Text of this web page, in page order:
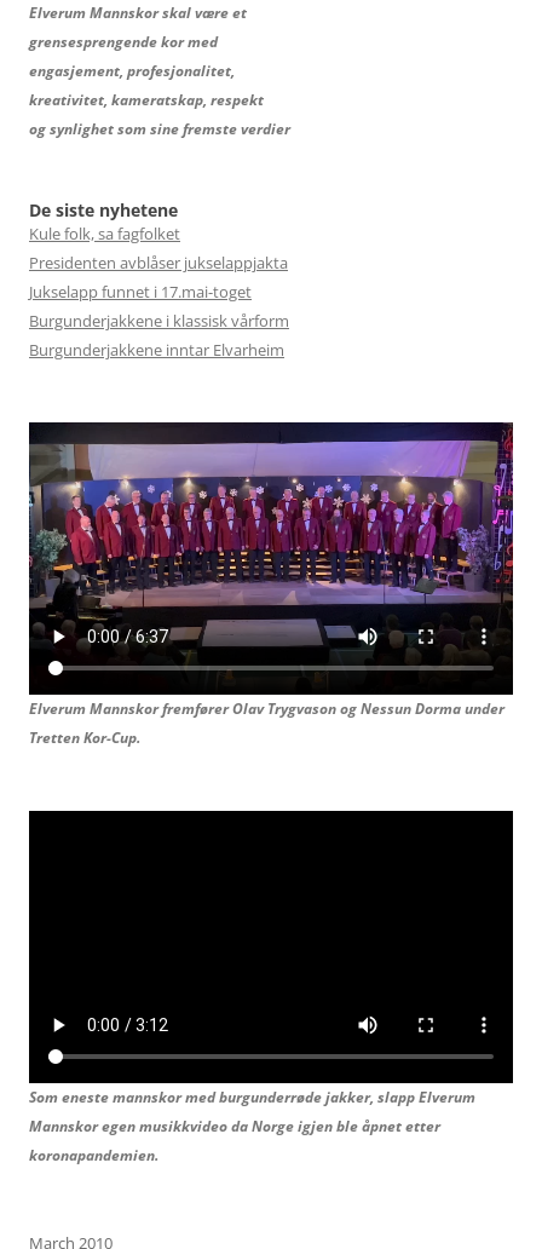
Elverum Mannskor skal være et
grensesprengende kor med
engasjement, profesjonalitet,
kreativitet, kameratskap, respekt
og synlighet som sine fremste verdier
De siste nyhetene
Kule folk, sa fagfolket
Presidenten avblåser jukselappjakta
Jukselapp funnet i 17.mai-toget
Burgunderjakkene i klassisk vårform
Burgunderjakkene inntar Elvarheim
Elverum Mannskor fremfører Olav Trygvason ogNessun Dorma under
Tretten Kor-Cup.
Som eneste mannskor med burgunderrøde jakker, slapp Elverum
Mannskor egen musikkvideo da Norge igjen ble åpnet etter
koronapandemien.
March 2010